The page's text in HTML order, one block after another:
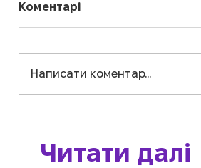
Коментарі
Написати коментар...
Читати далі